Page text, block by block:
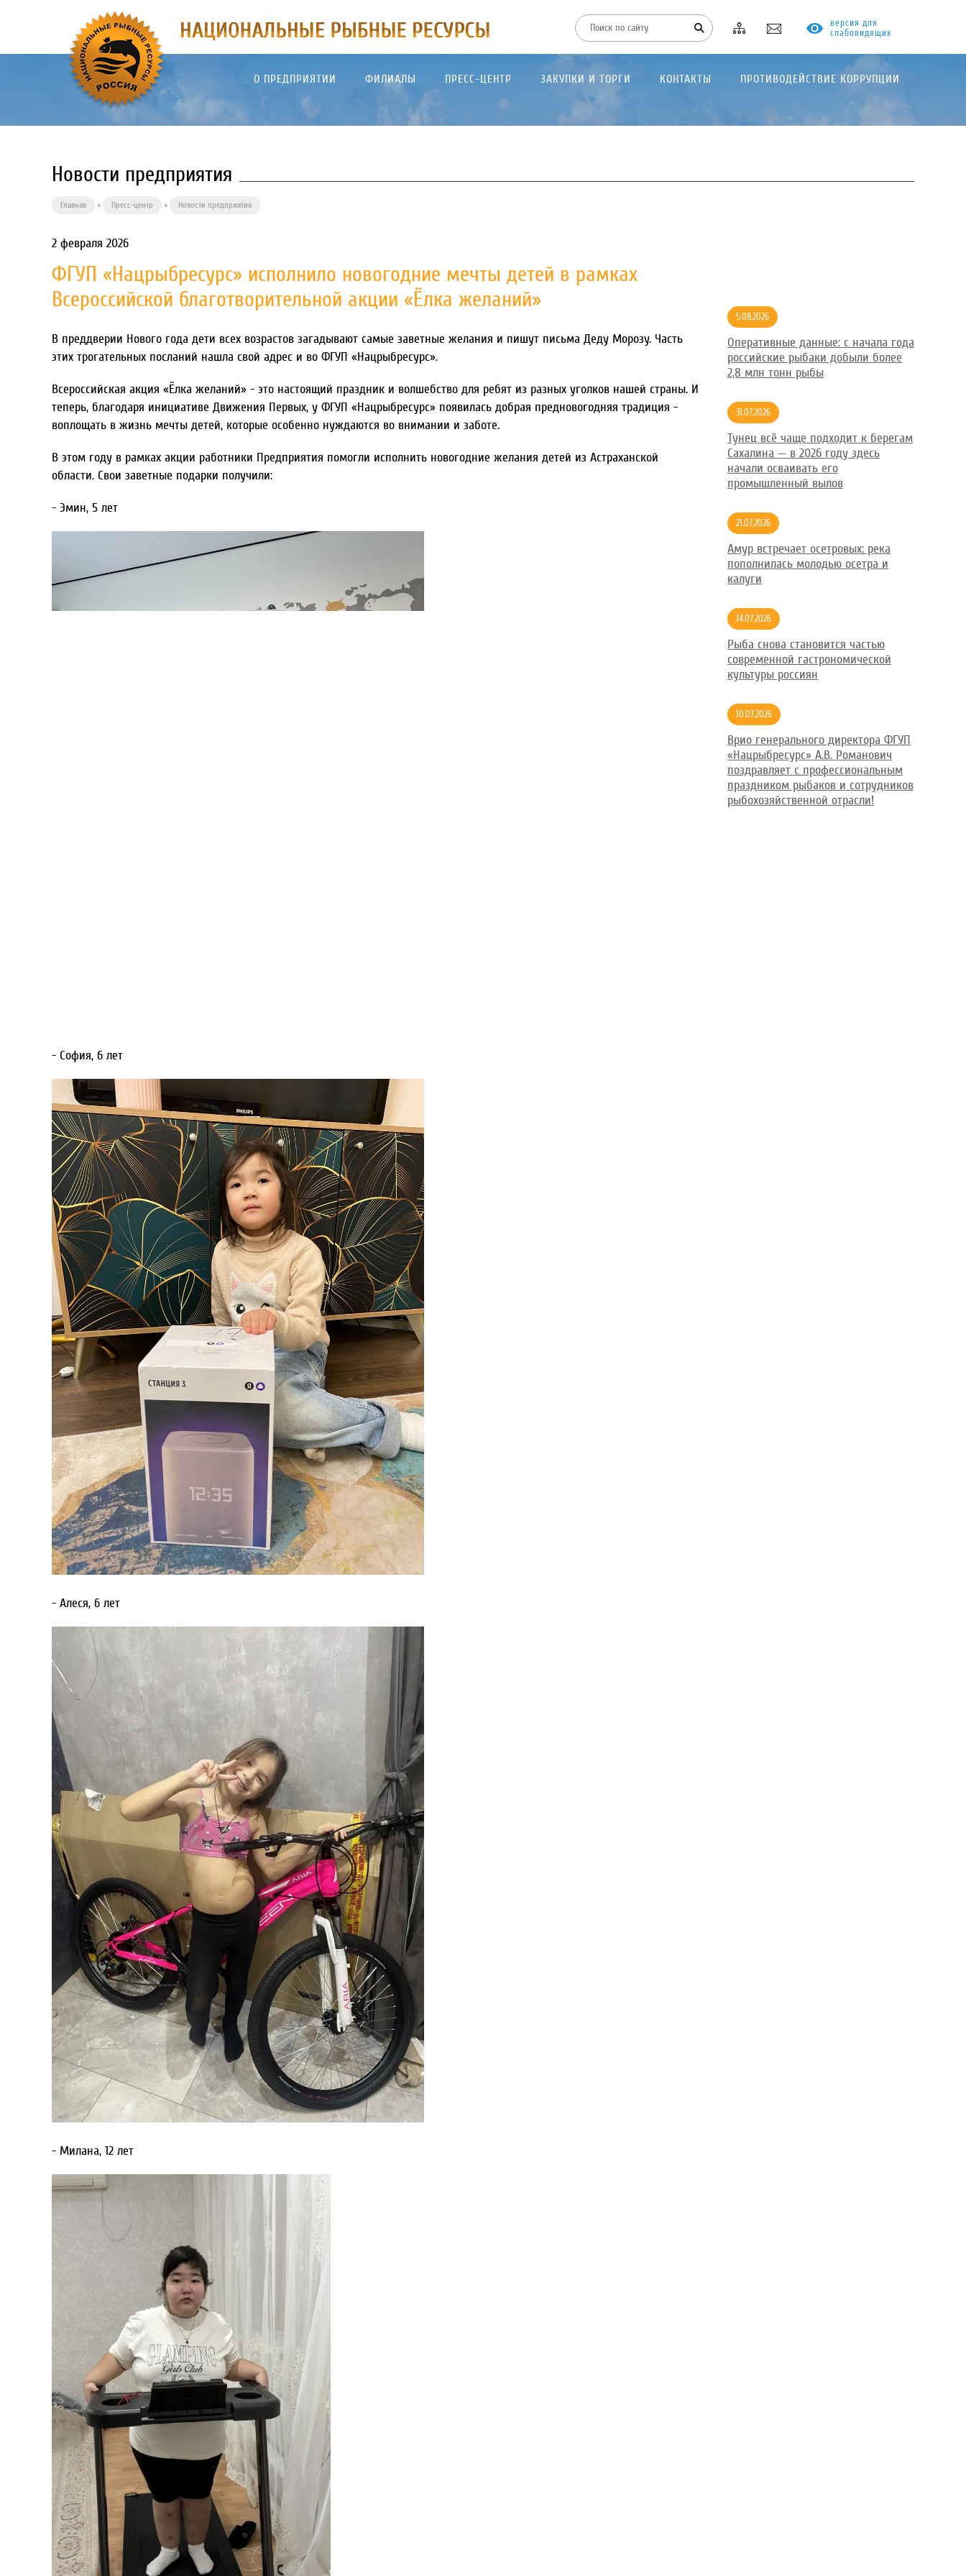
версия для
слабовидящих
О ПРЕДПРИЯТИИ ФИЛИАЛЫ ПРЕСС-ЦЕНТР ЗАКУПКИ И ТОРГИ КОНТАКТЫ ПРОТИВОДЕЙСТВИЕ КОРРУПЦИИ
Новости предприятия
Главная » Пресс-центр » Новости предприятия
2 февраля 2026
ФГУП «Нацрыбресурс» исполнило новогодние мечты детей в рамках
Всероссийской благотворительной акции «Ёлка желаний»
В преддверии Нового года дети всех возрастов загадывают самые заветные желания и пишут письма Деду Морозу. Часть
этих трогательных посланий нашла свой адрес и во ФГУП «Нацрыбресурс».
Всероссийская акция «Ёлка желаний» - это настоящий праздник и волшебство для ребят из разных уголков нашей страны. И
теперь, благодаря инициативе Движения Первых, у ФГУП «Нацрыбресурс» появилась добрая предновогодняя традиция -
воплощать в жизнь мечты детей, которые особенно нуждаются во внимании и заботе.
В этом году в рамках акции работники Предприятия помогли исполнить новогодние желания детей из Астраханской
области. Свои заветные подарки получили:
- Эмин, 5 лет
- София, 6 лет
- Алеся, 6 лет
- Милана, 12 лет
5.08.2026
Оперативные данные: с начала года
российские рыбаки добыли более
2,8 млн тонн рыбы
31.07.2026
Тунец всё чаще подходит к берегам
Сахалина — в 2026 году здесь
начали осваивать его
промышленный вылов
21.07.2026
Амур встречает осетровых: река
пополнилась молодью осетра и
калуги
14.07.2026
Рыба снова становится частью
современной гастрономической
культуры россиян
10.07.2026
Врио генерального директора ФГУП
«Нацрыбресурс» А.В. Романович
поздравляет с профессиональным
праздником рыбаков и сотрудников
рыбохозяйственной отрасли!